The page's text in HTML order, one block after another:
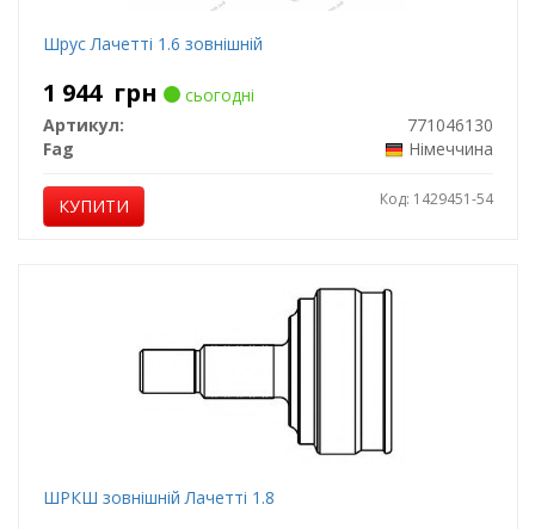
Шрус Лачетті 1.6 зовнішній
1 944 грн
сьогодні
Артикул:
771046130
Fag
Німеччина
КУПИТИ Код: 1429451-54
ШРКШ зовнішній Лачетті 1.8